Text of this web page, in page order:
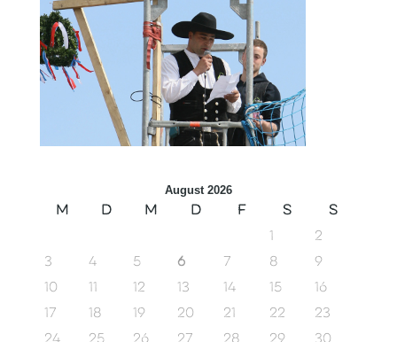
August 2026
M D M D F S
S
1
2
3
4 5 6 7 8
9
10
11 12 13 14 15
16
17
18 19 20 21 22
23
24
25 26 27 28 29
30